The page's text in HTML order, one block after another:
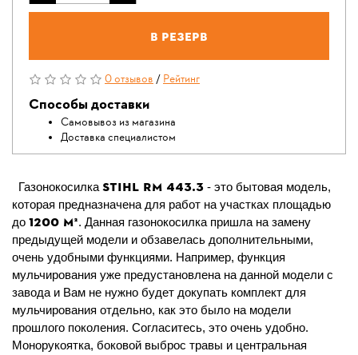
В резерв
0 отзывов/Рейтинг
Способы доставки
Самовывоз из магазина
Доставка специалистом
Газонокосилка STIHL RМ 443.3 - это бытовая модель,
которая предназначена для работ на участках площадью
до 1200 м². Данная газонокосилка пришла на замену
предыдущей модели и обзавелась дополнительными,
очень удобными функциями. Например, функция
мульчирования уже предустановлена на данной модели с
завода и Вам не нужно будет докупать комплект для
мульчирования отдельно, как это было на модели
прошлого поколения. Согласитесь, это очень удобно.
Монорукоятка, боковой выброс травы и центральная